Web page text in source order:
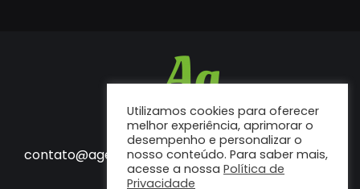
Fale conosco
contato@agenciaf12.com.br
Utilizamos cookies para oferecer
melhor experiência, aprimorar o
desempenho e personalizar o
nosso conteúdo. Para saber mais,
acesse a nossa Política de
Privacidade